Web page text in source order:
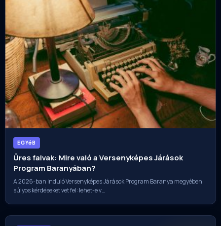
EGYéB
Üres falvak: Mire való a Versenyképes Járások
Program Baranyában?
A 2026-ban induló Versenyképes Járások Program Baranya megyében
súlyos kérdéseket vet fel: lehet-e v…